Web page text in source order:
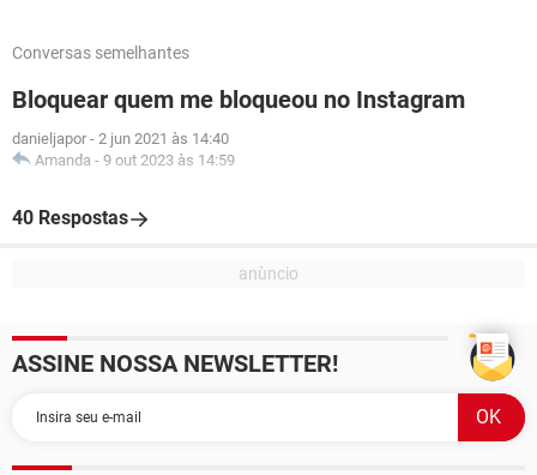
Conversas semelhantes
Bloquear quem me bloqueou no Instagram
danieljapor - 2 jun 2021 às 14:40
Amanda - 9 out 2023 às 14:59
40 Respostas
ASSINE NOSSA NEWSLETTER!